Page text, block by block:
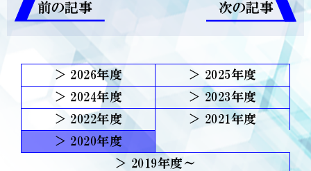
前の記事 次の記事
2026
2025
2024
2023
2022
2021
2020
2019